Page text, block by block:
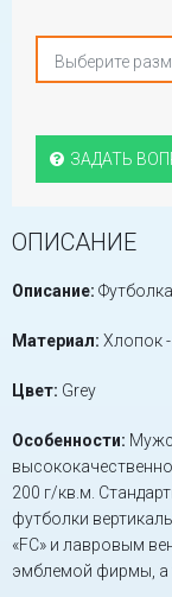
Выберите
ЗАДАТЬ
ОПИСАНИЕ
Описание:
Материал: Хлопок -
Цвет: Grey
Особенности:
200 г/кв.м.
футболки
«FC» и лавровым
эмблемой фирмы, а